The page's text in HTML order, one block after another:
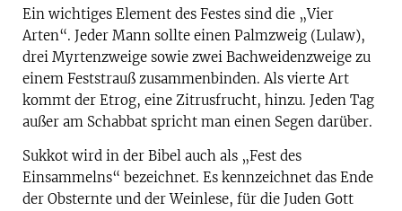
Ein wichtiges Element des Festes sind die „Vier
Arten“. Jeder Mann sollte einen Palmzweig (Lulaw),
drei Myrtenzweige sowie zwei Bachweidenzweige zu
einem Feststrauß zusammenbinden. Als vierte Art
kommt der Etrog, eine Zitrusfrucht, hinzu. Jeden Tag
außer am Schabbat spricht man einen Segen darüber.
Sukkot wird in der Bibel auch als „Fest des
Einsammelns“ bezeichnet. Es kennzeichnet das Ende
der Obsternte und der Weinlese, für die Juden Gott